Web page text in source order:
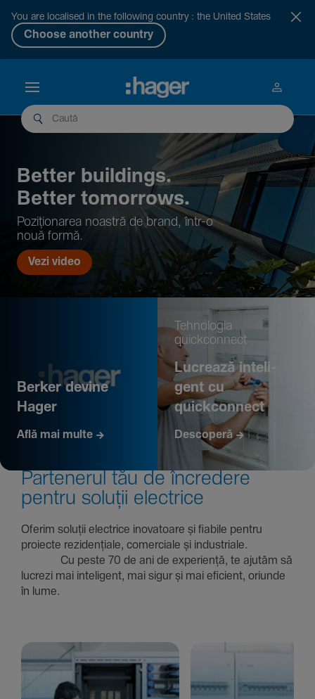
You are localised in the following country : the United States
Choose another country
Better buil­dings.
Better tomor­rows.
Pozi­țio­narea noastră de brand, într-o
nouă formă.
Vezi video
Berker devine
Hager
Află mai multe
Tehno­logia
quickconnect
Lucrează inte­li­
gent cu
quickconnect
Descoperă
Parte­nerul tău de încre­dere
pentru soluții electrice
Oferim soluții electrice inova­toare și fiabile pentru
proiecte rezi­den­țiale, comer­ciale și indus­triale.
Cu peste 70 de ani de expe­riență, te ajutăm să
lucrezi mai inte­li­gent, mai sigur și mai eficient, oriunde
în lume.